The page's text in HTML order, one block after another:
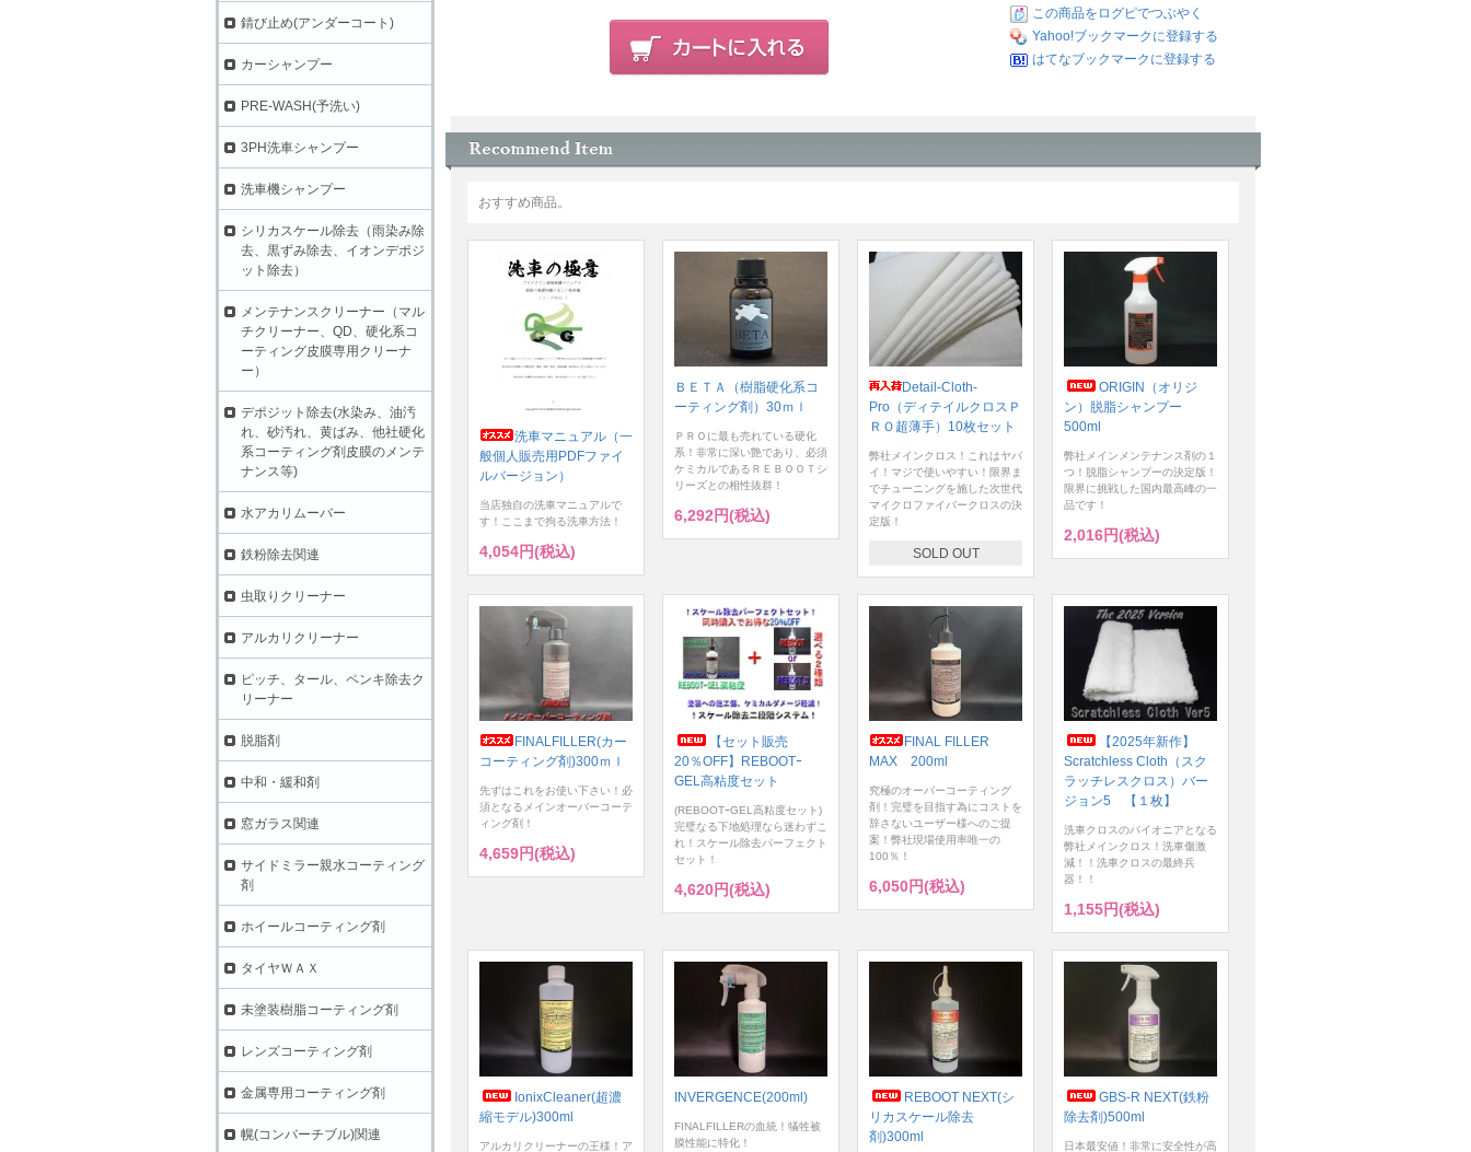
この商品をログピでつぶやく
Yahoo!ブックマークに登録する
はてなブックマークに登録する
おすすめ商品。
洗車マニュアル（一
般個人販売用PDFファイ
ルバージョン）
当店独自の洗車マニュアルで
す！ここまで拘る洗車方法！
4,054円(税込)
ＢＥＴＡ（樹脂硬化系コ
ーティング剤）30ｍｌ
ＰＲＯに最も売れている硬化
系！非常に深い艶であり、必須
ケミカルであるＲＥＢＯＯＴシ
リーズとの相性抜群！
6,292円(税込)
Detail-Cloth-
Pro（ディテイルクロスＰ
ＲＯ超薄手）10枚セット
弊社メインクロス！これはヤバ
イ！マジで使いやすい！限界ま
でチューニングを施した次世代
マイクロファイバークロスの決
定版！
SOLD OUT
ORIGIN（オリジ
ン）脱脂シャンプー
500ml
弊社メインメンテナンス剤の１
つ！脱脂シャンプーの決定版！
限界に挑戦した国内最高峰の一
品です！
2,016円(税込)
FINALFILLER(カー
コーティング剤)300ｍｌ
先ずはこれをお使い下さい！必
須となるメインオーバーコーテ
ィング剤！
4,659円(税込)
【セット販売
20％OFF】REBOOTｰ
GEL高粘度セット
(REBOOTｰGEL高粘度セット)
完璧なる下地処理なら迷わずこ
れ！スケール除去パーフェクト
セット！
4,620円(税込)
FINAL FILLER
MAX 200ml
究極のオーバーコーティング
剤！完璧を目指す為にコストを
辞さないユーザー様へのご提
案！弊社現場使用率唯一の
100％！
6,050円(税込)
【2025年新作】
Scratchless Cloth（スク
ラッチレスクロス）バー
ジョン5 【１枚】
洗車クロスのパイオニアとなる
弊社メインクロス！洗車傷激
減！！洗車クロスの最終兵
器！！
1,155円(税込)
IonixCleaner(超濃
縮モデル)300ml
アルカリクリーナーの王様！ア
INVERGENCE(200ml)
FINALFILLERの血統！犠牲被
膜性能に特化！
REBOOT NEXT(シ
リカスケール除去
剤)300ml
GBS-R NEXT(鉄粉
除去剤)500ml
日本最安値！非常に安全性が高
錆び止め(アンダーコート)
カーシャンプー
PRE-WASH(予洗い)
3PH洗車シャンプー
洗車機シャンプー
シリカスケール除去（雨染み除
去、黒ずみ除去、イオンデポジ
ット除去）
メンテナンスクリーナー（マル
チクリーナー、QD、硬化系コ
ーティング皮膜専用クリーナ
ー）
デポジット除去(水染み、油汚
れ、砂汚れ、黄ばみ、他社硬化
系コーティング剤皮膜のメンテ
ナンス等)
水アカリムーバー
鉄粉除去関連
虫取りクリーナー
アルカリクリーナー
ピッチ、タール、ペンキ除去ク
リーナー
脱脂剤
中和・緩和剤
窓ガラス関連
サイドミラー親水コーティング
剤
ホイールコーティング剤
タイヤＷＡＸ
未塗装樹脂コーティング剤
レンズコーティング剤
金属専用コーティング剤
幌(コンバーチブル)関連